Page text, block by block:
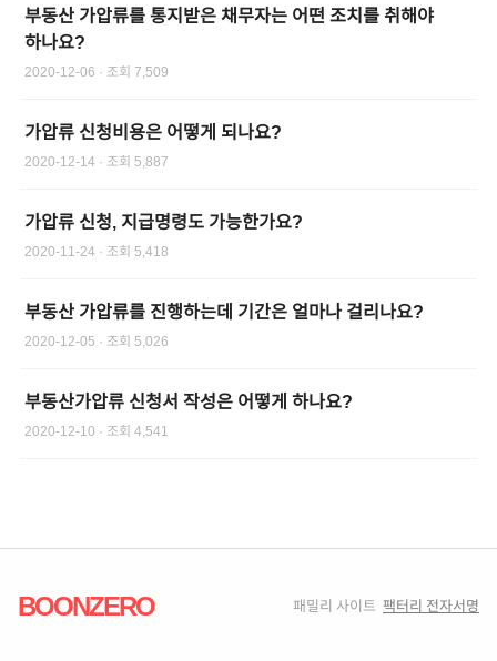
부동산 가압류를 통지받은 채무자는 어떤 조치를 취해야
하나요?
2020-12-06 · 조회 7,509
가압류 신청비용은 어떻게 되나요?
2020-12-14 · 조회 5,887
가압류 신청, 지급명령도 가능한가요?
2020-11-24 · 조회 5,418
부동산 가압류를 진행하는데 기간은 얼마나 걸리나요?
2020-12-05 · 조회 5,026
부동산가압류 신청서 작성은 어떻게 하나요?
2020-12-10 · 조회 4,541
BOONZERO 패밀리 사이트 팩터리 전자서명